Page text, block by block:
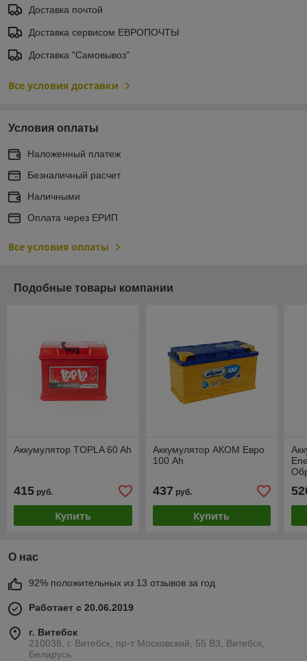
Доставка почтой
Доставка сервисом ЕВРОПОЧТЫ
Доставка "Самовывоз"
Все условия доставки
Условия оплаты
Наложенный платеж
Безналичный расчет
Наличными
Оплата через ЕРИП
Все условия оплаты
Подобные товары компании
Аккумулятор TOPLA 60 Ah
415 руб.
Купить
Аккумулятор АКОМ Евро
100 Ah
437 руб.
Купить
О нас
92% положительных из 13 отзывов за год
Работает с 20.06.2019
г. Витебск
210038, г. Витебск, пр-т Московский, 55 B3, Витебск,
Беларусь